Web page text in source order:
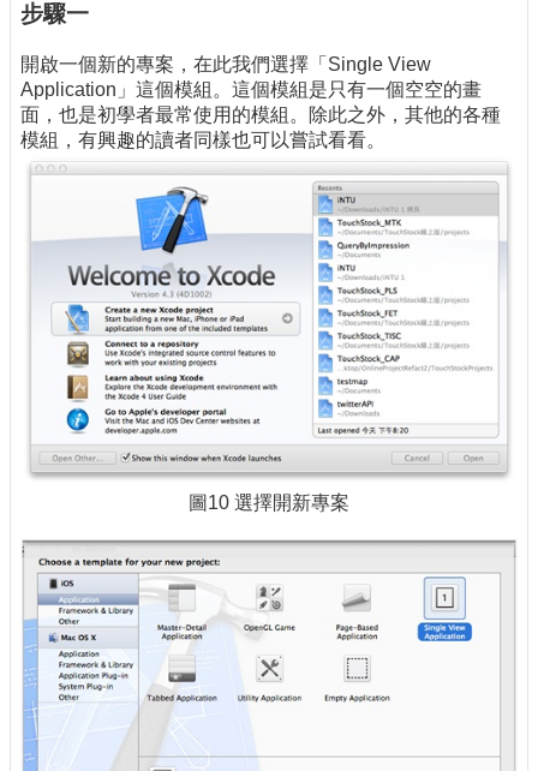
步驟一
開啟一個新的專案，在此我們選擇「Single View
Application」這個模組。這個模組是只有一個空空的畫
面，也是初學者最常使用的模組。除此之外，其他的各種
模組，有興趣的讀者同樣也可以嘗試看看。
圖10 選擇開新專案